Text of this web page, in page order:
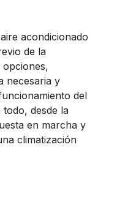
acondicionado
de la
opciones,
necesaria y
del
todo, desde la
en marcha y
climatización